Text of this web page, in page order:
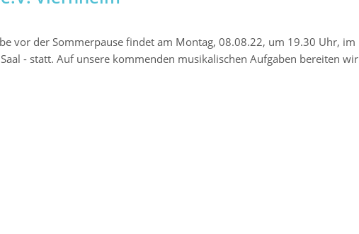
vor der Sommerpause findet am Montag, 08.08.22, um 19.30 Uhr, im
- statt. Auf unsere kommenden musikalischen Aufgaben bereiten wir